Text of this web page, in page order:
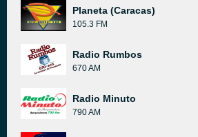
Planeta (Caracas)
105.3 FM
Radio Rumbos
670 AM
Radio Minuto
790 AM